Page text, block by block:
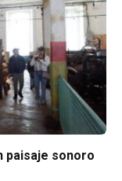
paisaje sonoro